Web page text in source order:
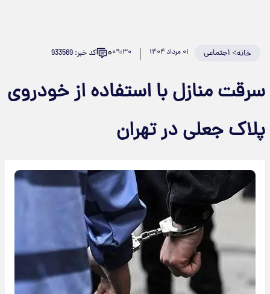
خانه>اجتماعی ۰۱ مرداد ۱۴۰۴ ۰۹:۳۰۰ کد خبر: 933569
سرقت منازل با استفاده از خودروی
پلاک جعلی در تهران